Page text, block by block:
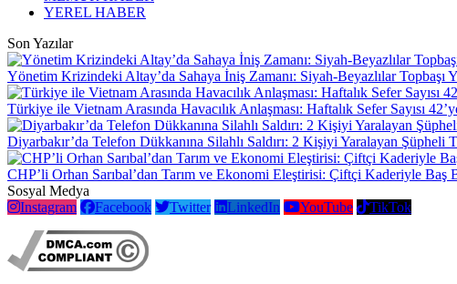
YEREL HABER
Son Yazılar
Yönetim Krizindeki Altay’da Sahaya İniş Zamanı: Siyah-Beyazlılar Topbaşı
Türkiye ile Vietnam Arasında Havacılık Anlaşması: Haftalık Sefer Sayısı
Diyarbakır’da Telefon Dükkanına Silahlı Saldırı: 2 Kişiyi Yaralayan Şüpheli
CHP’li Orhan Sarıbal’dan Tarım ve Ekonomi Eleştirisi: Çiftçi Kaderiyle Baş
Sosyal Medya
Instagram
Facebook Twitter LinkedIn YouTube TikTok